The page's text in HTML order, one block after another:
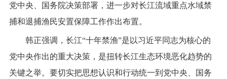
党中央、国务院决策部署，进一步对长江流域重点水域禁
捕和退捕渔民安置保障工作作出布置。
韩正强调，长江“十年禁渔”是以习近平同志为核心的
党中央作出的重大决策，是扭转长江生态环境恶化趋势的
关键之举。要切实把思想认识和行动统一到党中央、国务